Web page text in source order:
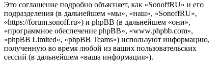
Это соглашение подробно объясняет, как «SonoffRU» и его
подразделения (в дальнейшем «мы», «наш», «SonoffRU»,
«https://forum.sonoff.ru») и phpBB (в дальнейшем «они»,
«программное обеспечение phpBB», «www.phpbb.com»,
«phpBB Limited», «phpBB Teams») используют информацию,
полученную во время любой из ваших пользовательских
сессий (в дальнейшем «ваша информация»).